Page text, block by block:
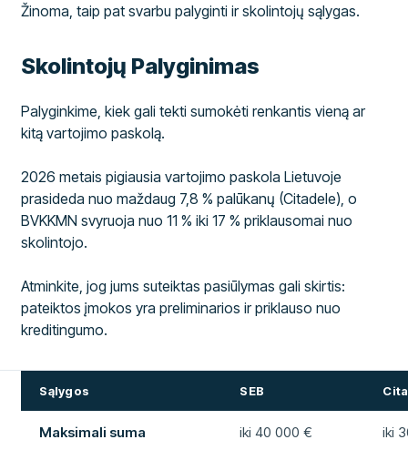
Žinoma, taip pat svarbu palyginti ir skolintojų sąlygas.
Skolintojų Palyginimas
Palyginkime, kiek gali tekti sumokėti renkantis vieną ar
kitą vartojimo paskolą.
2026 metais pigiausia vartojimo paskola Lietuvoje
prasideda nuo maždaug 7,8 % palūkanų (Citadele), o
BVKKMN svyruoja nuo 11 % iki 17 % priklausomai nuo
skolintojo.
Atminkite, jog jums suteiktas pasiūlymas gali skirtis:
pateiktos įmokos yra preliminarios ir priklauso nuo
kreditingumo.
Sąlygos SEB
Maksimali suma iki 40 000 € iki